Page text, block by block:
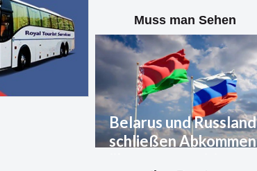
Muss man Sehen
Belarus und Russland
schließen Abkommen